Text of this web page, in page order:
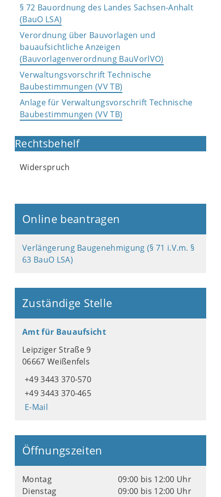
§ 72 Bauordnung des Landes Sachsen-Anhalt
(BauO LSA)
Verordnung über Bauvorlagen und
bauaufsichtliche Anzeigen
(Bauvorlagenverordnung BauVorlVO)
Verwaltungsvorschrift Technische
Baubestimmungen (VV TB)
Anlage für Verwaltungsvorschrift Technische
Baubestimmungen (VV TB)
Rechtsbehelf
Widerspruch
Online beantragen
Verlängerung Baugenehmigung (§ 71 i.V.m. §
63 BauO LSA)
Zuständige Stelle
Amt für Bauaufsicht
Leipziger Straße 9
06667 Weißenfels
+49 3443 370-570
+49 3443 370-465
E-Mail
Öffnungszeiten
Montag
09:00 bis 12:00 Uhr
Dienstag
09:00 bis 12:00 Uhr